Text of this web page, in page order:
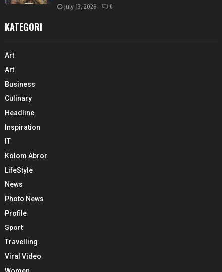
July 13, 2026 0
KATEGORI
Art
Art
Business
Culinary
Headline
Inspiration
IT
Kolom Abror
LifeStyle
News
Photo News
Profile
Sport
Travelling
Viral Video